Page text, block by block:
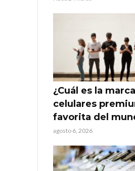
¿Cuál es la
celulares
favorita del
agosto 6, 2026